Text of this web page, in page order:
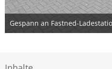
Gespann an Fastned-
2. Juni 2026